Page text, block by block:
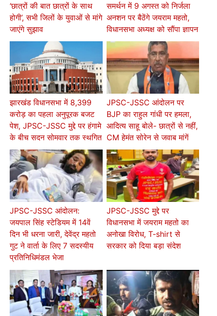
‘छात्रों की बात छात्रों के साथ
होगी’, सभी जिलों के युवाओं से मांगे
जाएंगे सुझाव
समर्थन में 9 अगस्त को निर्जला
अनशन पर बैठेंगे जयराम महतो,
विधानसभा अध्यक्ष को सौंपा ज्ञापन
झारखंड विधानसभा में 8,399
करोड़ का पहला अनुपूरक बजट
पेश, JPSC-JSSC मुद्दे पर हंगामे
के बीच सदन सोमवार तक स्थगित
JPSC-JSSC आंदोलन पर
BJP का राहुल गांधी पर हमला,
आदित्य साहू बोले- छात्रों से नहीं,
CM हेमंत सोरेन से जवाब मांगें
JPSC-JSSC आंदोलन:
जयपाल सिंह स्टेडियम में 14वें
दिन भी धरना जारी, देवेंद्र महतो
गुट ने वार्ता के लिए 7 सदस्यीय
प्रतिनिधिमंडल भेजा
JPSC-JSSC मुद्दे पर
विधानसभा में जयराम महतो का
अनोखा विरोध, T-shirt से
सरकार को दिया बड़ा संदेश